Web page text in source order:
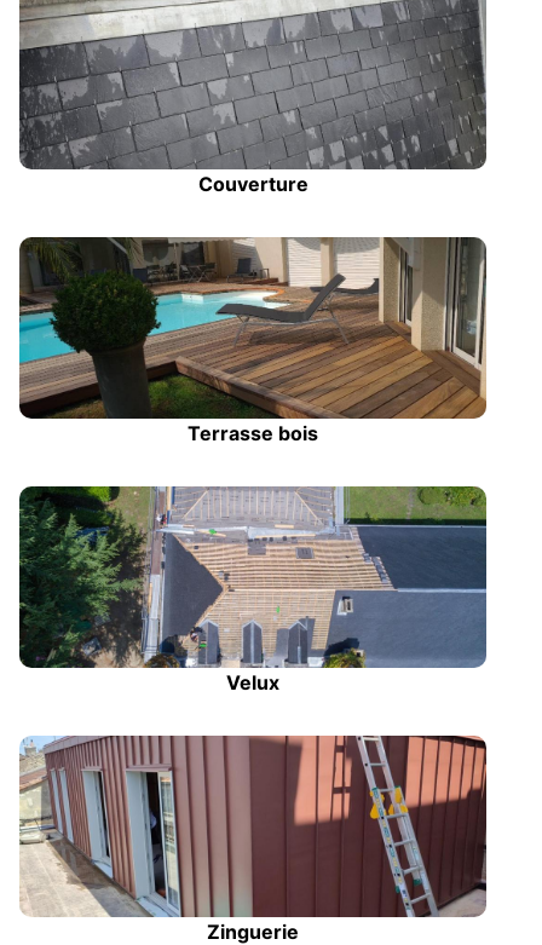
Couverture
Terrasse bois
Velux
Zinguerie